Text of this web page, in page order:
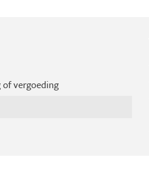
vergoeding